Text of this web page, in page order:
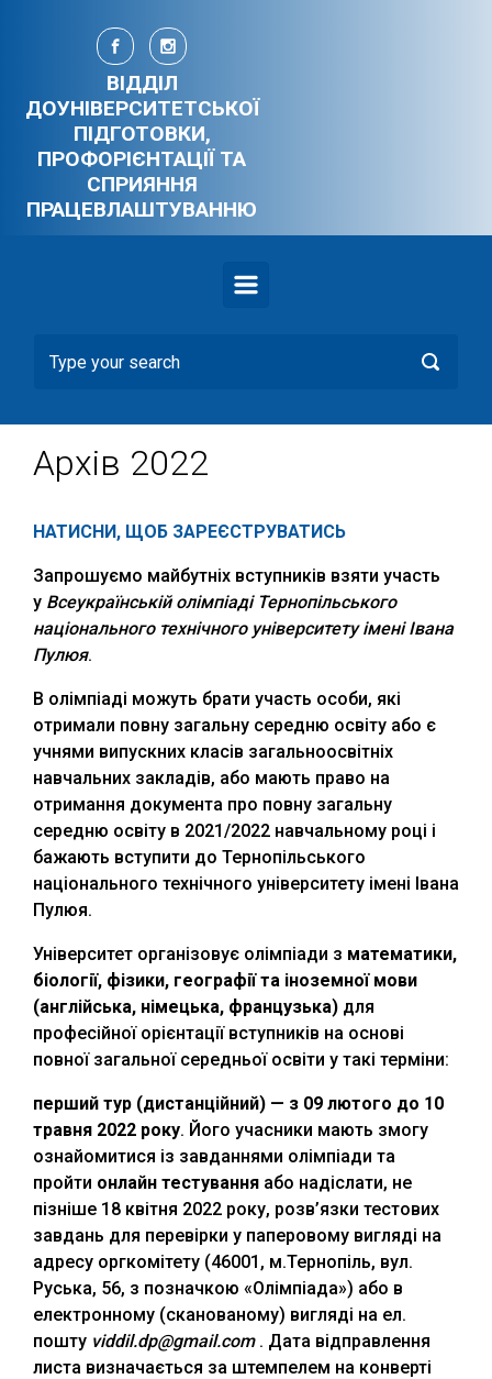
Skip to main content
ВІДДІЛ
ДОУНІВЕРСИТЕТСЬКОЇ
ПІДГОТОВКИ,
ПРОФОРІЄНТАЦІЇ ТА
СПРИЯННЯ
ПРАЦЕВЛАШТУВАННЮ
Архів 2022
НАТИСНИ, ЩОБ ЗАРЕЄСТРУВАТИСЬ
Запрошуємо майбутніх вступників взяти участь
у Всеукраїнській олімпіаді Тернопільського
національного технічного університету імені Івана
Пулюя.
В олімпіаді можуть брати участь особи, які
отримали повну загальну середню освіту або є
учнями випускних класів загальноосвітніх
навчальних закладів, або мають право на
отримання документа про повну загальну
середню освіту в 2021/2022 навчальному році і
бажають вступити до Тернопільського
національного технічного університету імені Івана
Пулюя.
Університет організовує олімпіади з математики,
біології, фізики, географії та іноземної мови
(англійська, німецька, французька) для
професійної орієнтації вступників на основі
повної загальної середньої освіти у такі терміни:
перший тур (дистанційний) — з 09 лютого до 10
травня 2022 року. Його учасники мають змогу
ознайомитися із завданнями олімпіади та
пройти онлайн тестування або надіслати, не
пізніше 18 квітня 2022 року, розв’язки тестових
завдань для перевірки у паперовому вигляді на
адресу оргкомітету (46001, м.Тернопіль, вул.
Руська, 56, з позначкою «Олімпіада») або в
електронному (сканованому) вигляді на ел.
пошту viddil.dp@gmail.com. Дата відправлення
листа визначається за штемпелем на конверті